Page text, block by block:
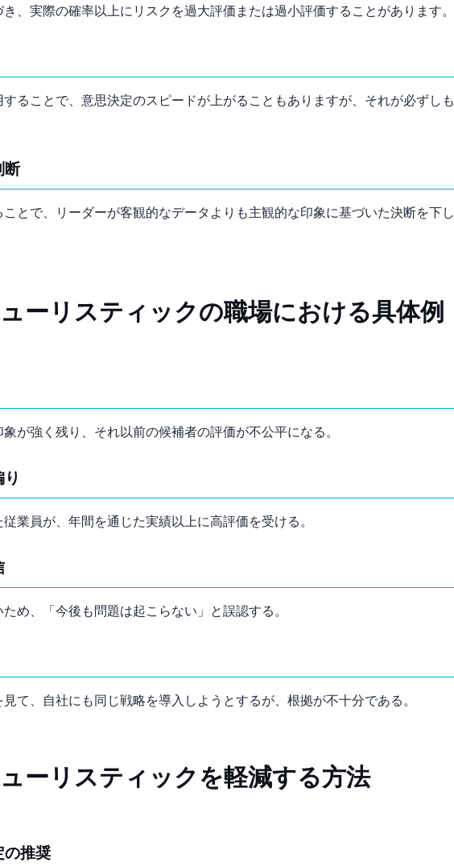
、実際の確率以上にリスクを過大評価または過小評価することがあります。
ることで、意思決定のスピードが上がることもありますが、それが必ずしも
断
とで、リーダーが客観的なデータよりも主観的な印象に基づいた決断を下し
ーリスティックの職場における具体例
が強く残り、それ以前の候補者の評価が不公平になる。
業員が、年間を通じた実績以上に高評価を受ける。
め、「今後も問題は起こらない」と誤認する。
て、自社にも同じ戦略を導入しようとするが、根拠が不十分である。
ーリスティックを軽減する方法
の推奨